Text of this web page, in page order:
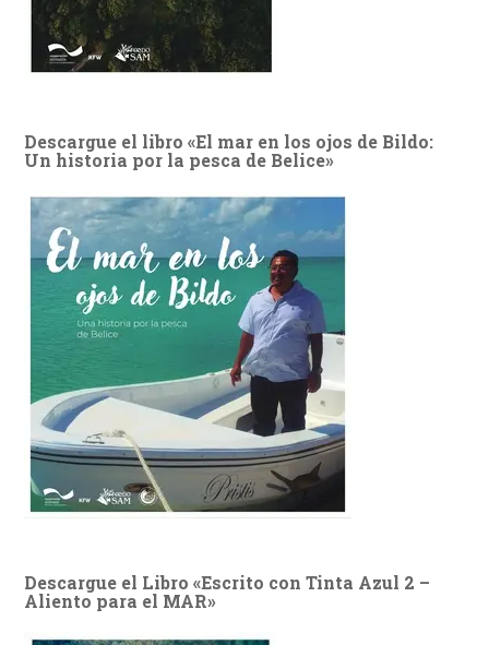
Descargue el libro «El mar en los ojos de Bildo:
Un historia por la pesca de Belice»
Descargue el Libro «Escrito con Tinta Azul 2 –
Aliento para el MAR»